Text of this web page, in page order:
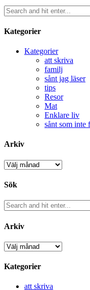
Kategorier
Kategorier
att skriva
familj
sånt jag läser
tips
Resor
Mat
Enklare liv
sånt som inte
Arkiv
Arkiv
Sök
Arkiv
Arkiv
Kategorier
att skriva